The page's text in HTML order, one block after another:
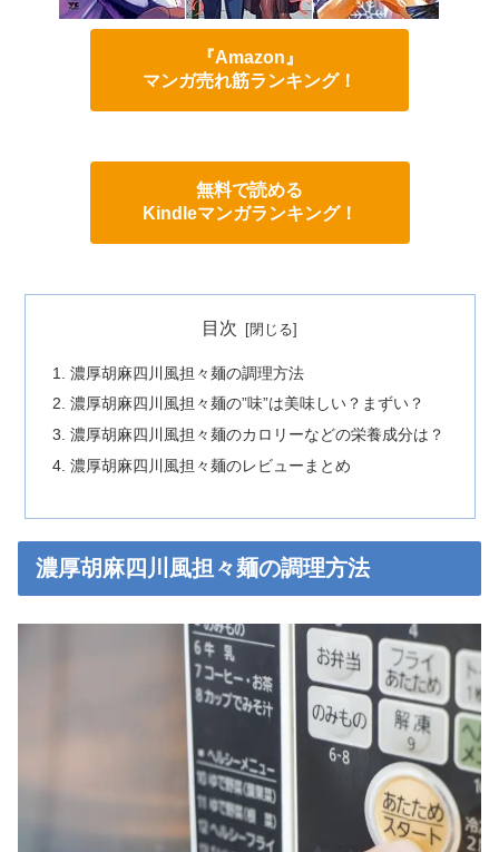
『Amazon』
マンガ売れ筋ランキング！
無料で読める
Kindleマンガランキング！
目次
濃厚胡麻四川風担々麺の調理方法
濃厚胡麻四川風担々麺の”味”は美味しい？まずい？
濃厚胡麻四川風担々麺のカロリーなどの栄養成分は？
濃厚胡麻四川風担々麺のレビューまとめ
濃厚胡麻四川風担々麺の調理方法